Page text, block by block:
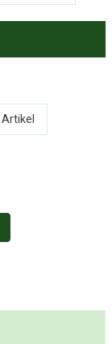
Artikel